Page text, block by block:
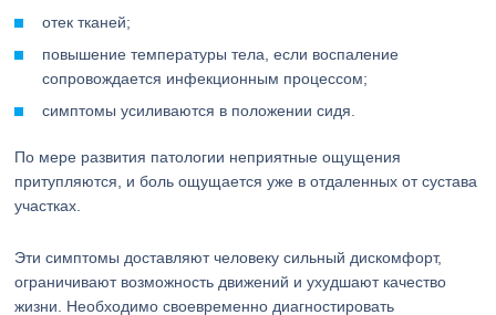
отек тканей;
повышение температуры тела, если воспаление
сопровождается инфекционным процессом;
симптомы усиливаются в положении сидя.
По мере развития патологии неприятные ощущения
притупляются, и боль ощущается уже в отдаленных от сустава
участках.
Эти симптомы доставляют человеку сильный дискомфорт,
ограничивают возможность движений и ухудшают качество
жизни. Необходимо своевременно диагностировать